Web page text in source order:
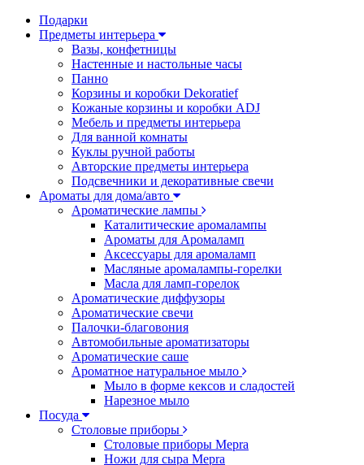
Подарки
Предметы интерьера
Вазы, конфетницы
Настенные и настольные часы
Панно
Корзины и коробки Dekoratief
Кожаные корзины и коробки ADJ
Мебель и предметы интерьера
Для ванной комнаты
Куклы ручной работы
Авторские предметы интерьера
Подсвечники и декоративные свечи
Ароматы для дома/авто
Ароматические лампы
Каталитические аромалампы
Ароматы для Аромаламп
Аксессуары для аромаламп
Масляные аромалампы-горелки
Масла для ламп-горелок
Ароматические диффузоры
Ароматические свечи
Палочки-благовония
Автомобильные ароматизаторы
Ароматические саше
Ароматное натуральное мыло
Мыло в форме кексов и сладостей
Нарезное мыло
Посуда
Столовые приборы
Столовые приборы Mepra
Ножи для сыра Mepra